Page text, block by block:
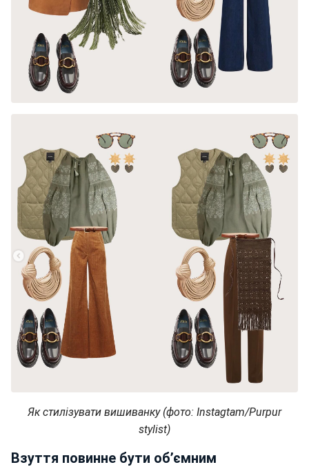
Як стилізувати вишиванку (фото: Instagtam/Purpur
stylist)
Взуття повинне бути об’ємним